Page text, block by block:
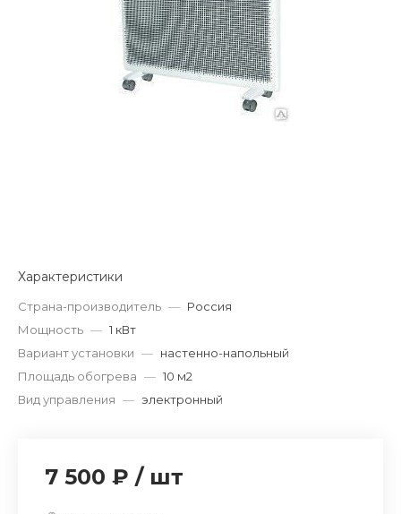
Характеристики
Страна-производитель — Россия
Мощность — 1 кВт
Вариант установки — настенно-напольный
Площадь обогрева — 10 м2
Вид управления — электронный
7 500 ₽ / шт